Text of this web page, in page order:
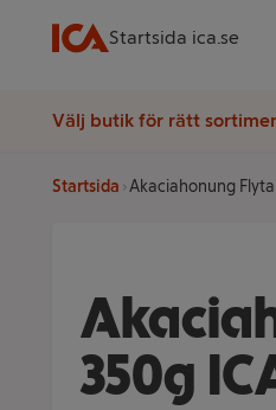
Startsida ica.se
Välj butik för rätt
Startsida Akaciahonung
350g